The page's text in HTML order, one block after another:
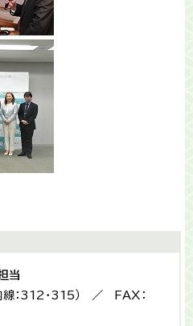
当
：312・315） ／ FAX：